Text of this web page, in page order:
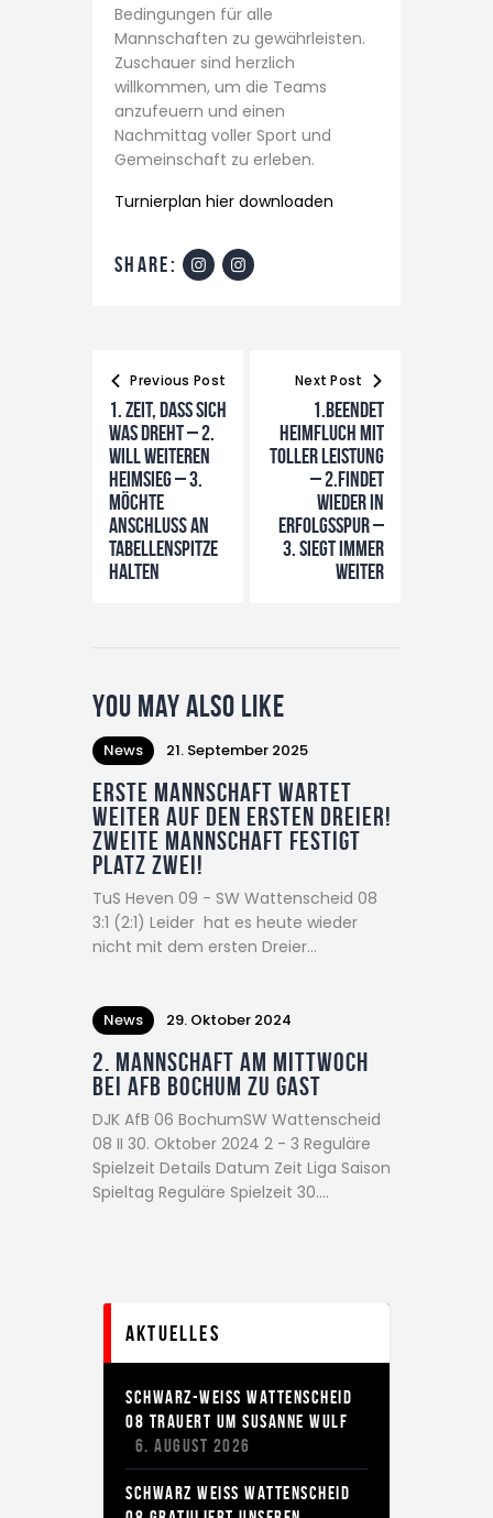
Bedingungen für alle
Mannschaften zu gewährleisten.
Zuschauer sind herzlich
willkommen, um die Teams
anzufeuern und einen
Nachmittag voller Sport und
Gemeinschaft zu erleben.
Turnierplan hier downloaden
share:
Beitragsnavigation
Previous Post
1. Zeit, dass sich
was dreht – 2.
will weiteren
Heimsieg – 3.
möchte
Anschluß an
Tabellenspitze
halten
Next Post
1.beendet
Heimfluch mit
toller Leistung
– 2.findet
wieder in
Erfolgsspur –
3. siegt immer
weiter
You May Also Like
News 21. September 2025
Erste Mannschaft wartet
weiter auf den ersten Dreier!
Zweite Mannschaft festigt
Platz Zwei!
TuS Heven 09 - SW Wattenscheid 08
3:1 (2:1) Leider hat es heute wieder
nicht mit dem ersten Dreier…
News 29. Oktober 2024
2. Mannschaft am Mittwoch
bei AFB Bochum zu Gast
DJK AfB 06 BochumSW Wattenscheid
08 II 30. Oktober 2024 2 - 3 Reguläre
Spielzeit Details Datum Zeit Liga Saison
Spieltag Reguläre Spielzeit 30.…
Aktuelles
SCHWARZ-WEISS WATTENSCHEID
08 TRAUERT UM SUSANNE WULF
6. AUGUST 2026
SCHWARZ WEISS WATTENSCHEID 0